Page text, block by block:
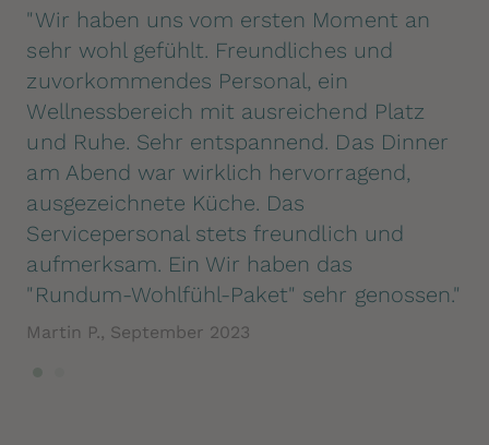
"Wir haben uns vom ersten Moment an
sehr wohl gefühlt. Freundliches und
zuvorkommendes Personal, ein
Wellnessbereich mit ausreichend Platz
und Ruhe. Sehr entspannend. Das Dinner
am Abend war wirklich hervorragend,
ausgezeichnete Küche. Das
Servicepersonal stets freundlich und
aufmerksam. Ein Wir haben das
"Rundum-Wohlfühl-Paket" sehr genossen."
Martin P., September 2023